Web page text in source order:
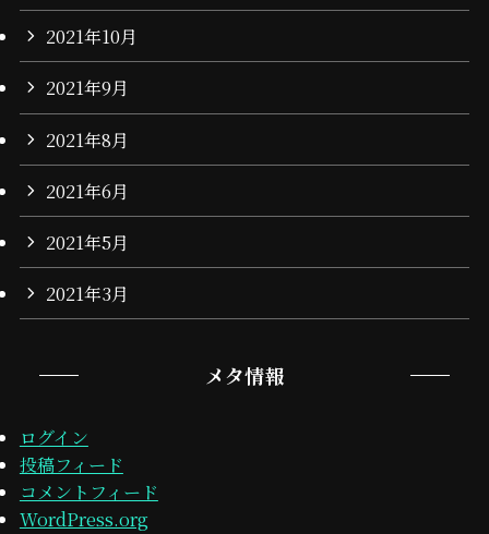
2021年10月
2021年9月
2021年8月
2021年6月
2021年5月
2021年3月
メタ情報
ログイン
投稿フィード
コメントフィード
WordPress.org